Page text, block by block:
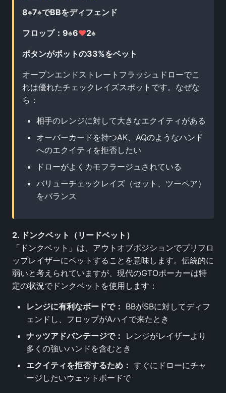
8♠7♠でBBをディフェンド
フロップ：9♠6♥2♠
ボタンがポットの33%をベット
オープンエンドストレートフラッシュドローでこ
れは優れたチェックレイズスポットです。なぜな
ら：
相手のレンジに対して大きなエクイティがある
オーバーカードを持つAK、AQのようなハンド
へのエクイティを拒否したい
ドローがよくカモフラージュされている
バリューチェックレイズ（セット、ツーペア）
をバランス
2. ドンクベット（リードベット）
「ドンクベット」は、アウトオブポジションでプリフロ
ップレイザーにベットすることを意味します。伝統的に
弱いと考えられていますが、現代のGTOポーカーは特
定の状況でドンクベットを使用します：
レンジに有利なボードで： BBがSBに対してディフ
ェンドし、フロップがAハイで来たとき
ナッツアドバンテージで：
レンジがレイザーより
多くの強いハンドを含むとき
エクイティを拒否するため： すぐにドローにチャ
ージしたいウェットボードで